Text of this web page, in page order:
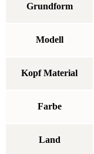
Grundform
Modell
Kopf Material
Farbe
Land